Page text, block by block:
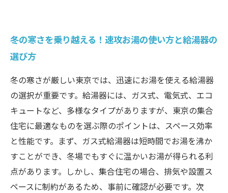
冬の寒さを乗り越える！速攻お湯の使い方と給湯器の
選び方
冬の寒さが厳しい東京では、迅速にお湯を使える給湯器
の選択が重要です。給湯器には、ガス式、電気式、エコ
キュートなど、多様なタイプがありますが、東京の集合
住宅に最適なものを選ぶ際のポイントは、スペース効率
と性能です。まず、ガス式給湯器は短時間でお湯を沸か
すことができ、冬場でもすぐに温かいお湯が得られる利
点があります。しかし、集合住宅の場合、排気や設置ス
ペースに制約があるため、事前に確認が必要です。次